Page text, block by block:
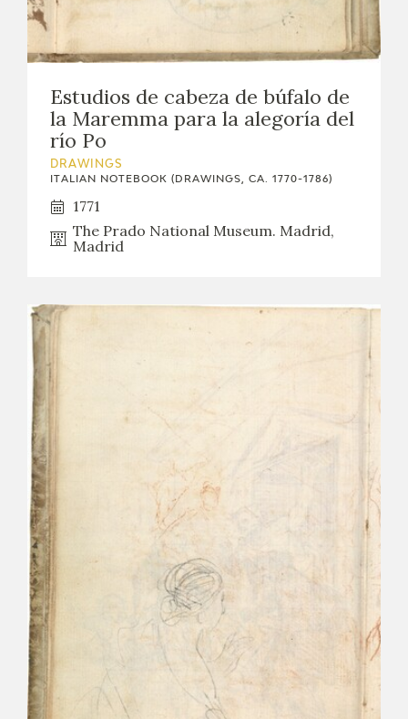
EDICIONES
ONLINE SHOP
RECURSOS EDUCATIVOS
Estudios de cabeza de búfalo de
la Maremma para la alegoría del
río Po
DRAWINGS
ITALIAN NOTEBOOK (DRAWINGS, CA. 1770-1786)
1771
The Prado National Museum. Madrid,
Madrid